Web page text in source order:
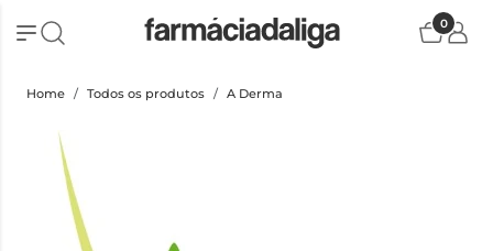
0
Home Todos os produtos A Derma